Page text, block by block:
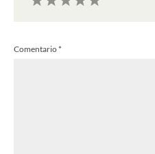
Estrellas
Estrella
Comentario*